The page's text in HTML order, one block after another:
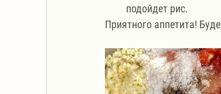
подойдет рис.
Приятного аппетита!